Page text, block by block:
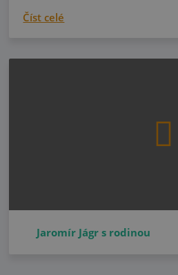
Číst celé
Jaromír Jágr s rodinou